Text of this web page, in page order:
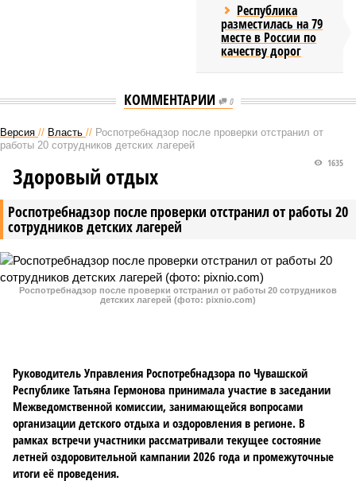
Республика
разместилась на 79
месте в России по
качеству дорог
КОММЕНТАРИИ 0
Версия // Власть // Роспотребнадзор после проверки отстранил от
работы 20 сотрудников детских лагерей
Роспотребнадзор после проверки отстранил от работы 20
сотрудников детских лагерей
1635
Здоровый отдых
Роспотребнадзор после проверки отстранил от работы 20 сотрудников
детских лагерей (фото: pixnio.com)
Руководитель Управления Роспотребнадзора по Чувашской
Республике Татьяна Гермонова принимала участие в заседании
Межведомственной комиссии, занимающейся вопросами
организации детского отдыха и оздоровления в регионе. В
рамках встречи участники рассматривали текущее состояние
летней оздоровительной кампании 2026 года и промежуточные
итоги её проведения.